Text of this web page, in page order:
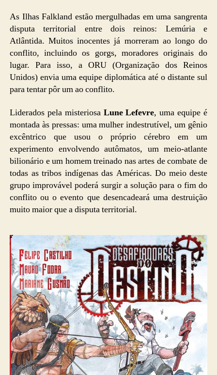
As Ilhas Falkland estão mergulhadas em uma sangrenta
disputa territorial entre dois reinos: Lemúria e
Atlântida. Muitos inocentes já morreram ao longo do
conflito, incluindo os gorgs, moradores originais do
lugar. Para isso, a ORU (Organização dos Reinos
Unidos) envia uma equipe diplomática até o distante sul
para tentar pôr um ao conflito.
Liderados pela misteriosa Lune Lefevre, uma equipe é
montada às pressas: uma mulher indestrutível, um gênio
excêntrico que usou o próprio cérebro em um
experimento envolvendo autômatos, um meio-atlante
bilionário e um homem treinado nas artes de combate de
todas as tribos indígenas das Américas. Do meio deste
grupo improvável poderá surgir a solução para o fim do
conflito ou o evento que desencadeará uma destruição
muito maior que a disputa territorial.